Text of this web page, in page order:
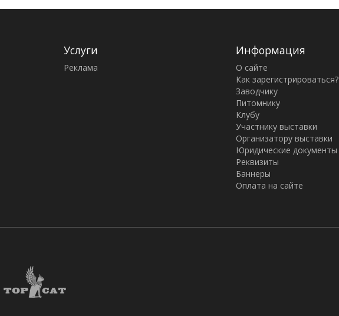
Услуги
Реклама
Информация
О сайте
Как зарегистрироваться?
Заводчику
Питомнику
Клубу
Участнику выставки
Организатору выставки
Юридические документы
Реквизиты
Баннеры
Оплата на сайте